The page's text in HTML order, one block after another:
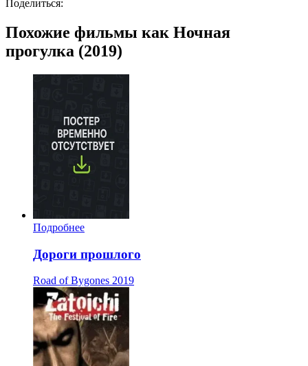
Поделиться:
Похожие фильмы как Ночная
прогулка (2019)
Подробнее
Дороги прошлого
Road of Bygones 2019